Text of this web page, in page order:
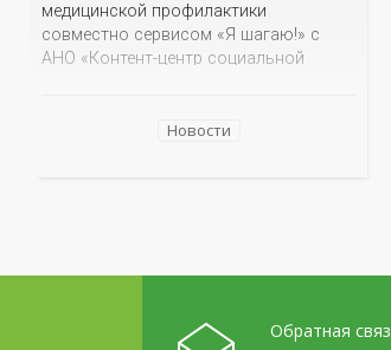
медицинской профилактики
совместно сервисом «Я шагаю!» с
АНО «Контент-центр социальной
Оренбуржье: любимые улицы,
разных уголков Оренбуржья. С
Новости
Обратная